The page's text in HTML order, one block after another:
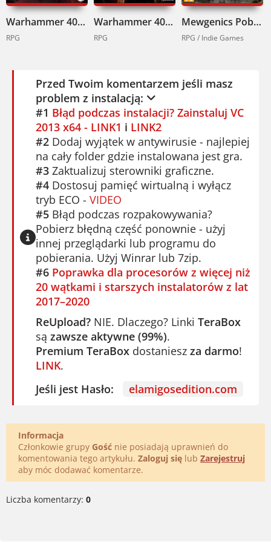
Daemonhunters nie wybacza błędów.
Warhammer 40000 Rogue Trader Pobierz
RPG
Warhammer 40000 Inquisitor Martyr Pobierz
RPG
Mewgenics Pobierz
RPG / Indie Games
Przed Twoim komentarzem jeśli masz
problem z instalacją:
#1 Błąd podczas instalacji? Zainstaluj VC
2013 x64 - LINK1 i LINK2
#2 Dodaj wyjątek w antywirusie - najlepiej
na cały folder gdzie instalowana jest gra.
#3 Zaktualizuj sterowniki graficzne.
#4 Dostosuj pamięć wirtualną i wyłącz
tryb ECO - VIDEO
#5 Błąd podczas rozpakowywania?
Pobierz błędną część ponownie - użyj
innej przeglądarki lub programu do
pobierania. Użyj Winrar lub 7zip.
#6 Poprawka dla procesorów z więcej niż
20 wątkami i starszych instalatorów z lat
2017–2020
ReUpload? NIE. Dlaczego? Linki TeraBox
są zawsze aktywne (99%).
Premium TeraBox dostaniesz za darmo!
LINK.
Jeśli jest Hasło:
elamigosedition.com
Informacja
Członkowie grupy Gość nie posiadają uprawnień do
komentowania tego artykułu. Zaloguj się lub Zarejestruj
aby móc dodawać komentarze.
Liczba komentarzy: 0